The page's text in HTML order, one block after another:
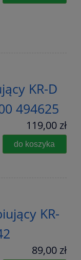
KR-D
494625
119,00 zł
do koszyka
KR-
89,00 zł